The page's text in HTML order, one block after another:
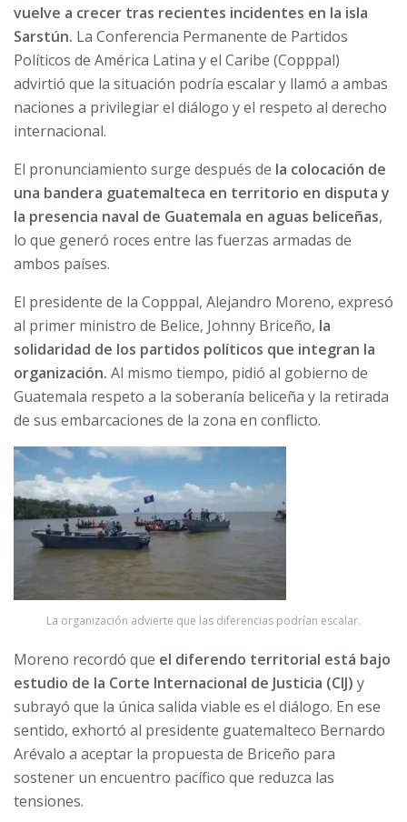
vuelve a crecer tras recientes incidentes en la isla
Sarstún. La Conferencia Permanente de Partidos
Políticos de América Latina y el Caribe (Copppal)
advirtió que la situación podría escalar y llamó a ambas
naciones a privilegiar el diálogo y el respeto al derecho
internacional.
El pronunciamiento surge después de la colocación de
una bandera guatemalteca en territorio en disputa y
la presencia naval de Guatemala en aguas beliceñas,
lo que generó roces entre las fuerzas armadas de
ambos países.
El presidente de la Copppal, Alejandro Moreno, expresó
al primer ministro de Belice, Johnny Briceño, la
solidaridad de los partidos políticos que integran la
organización. Al mismo tiempo, pidió al gobierno de
Guatemala respeto a la soberanía beliceña y la retirada
de sus embarcaciones de la zona en conflicto.
La organización advierte que las diferencias podrían escalar.
Moreno recordó que el diferendo territorial está bajo
estudio de la Corte Internacional de Justicia (CIJ) y
subrayó que la única salida viable es el diálogo. En ese
sentido, exhortó al presidente guatemalteco Bernardo
Arévalo a aceptar la propuesta de Briceño para
sostener un encuentro pacífico que reduzca las
tensiones.